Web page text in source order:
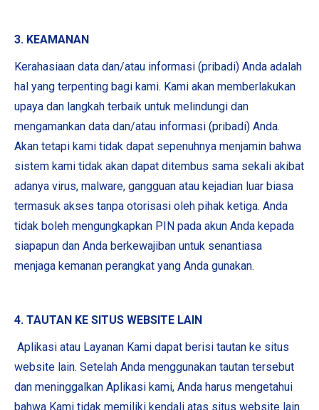
3. KEAMANAN
Kerahasiaan data dan/atau informasi (pribadi) Anda adalah
hal yang terpenting bagi kami. Kami akan memberlakukan
upaya dan langkah terbaik untuk melindungi dan
mengamankan data dan/atau informasi (pribadi) Anda.
Akan tetapi kami tidak dapat sepenuhnya menjamin bahwa
sistem kami tidak akan dapat ditembus sama sekali akibat
adanya virus, malware, gangguan atau kejadian luar biasa
termasuk akses tanpa otorisasi oleh pihak ketiga. Anda
tidak boleh mengungkapkan PIN pada akun Anda kepada
siapapun dan Anda berkewajiban untuk senantiasa
menjaga kemanan perangkat yang Anda gunakan.
4. TAUTAN KE SITUS WEBSITE LAIN
Aplikasi atau Layanan Kami dapat berisi tautan ke situs
website lain. Setelah Anda menggunakan tautan tersebut
dan meninggalkan Aplikasi kami, Anda harus mengetahui
bahwa Kami tidak memiliki kendali atas situs website lain